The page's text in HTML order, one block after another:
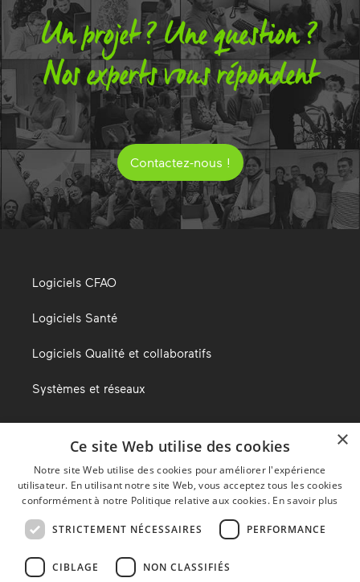
Un projet ? Une question ?
Nos experts vous répondent
Contactez-nous !
Logiciels CFAO
Logiciels Santé
Logiciels Qualité et collaboratifs
Systèmes et réseaux
Le blog d’Alma
Nous trouver
Mentions légales
Politique de confidentialité
×
Ce site Web utilise des cookies
Notre site Web utilise des cookies pour améliorer l'expérience
utilisateur. En utilisant notre site Web, vous acceptez tous les cookies
conformément à notre Politique relative aux cookies. En savoir plus
STRICTEMENT NÉCESSAIRES PERFORMANCE
CIBLAGE NON CLASSIFIÉS